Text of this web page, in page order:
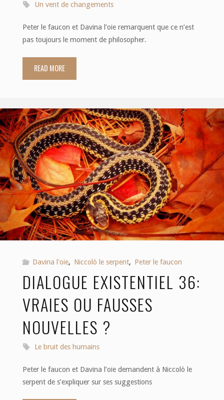
Un vent de changements
Peter le faucon et Davina l’oie remarquent que ce n’est
pas toujours le moment de philosopher.
READ MORE"Dialogue
38:
les
sources
de
la
philosophie"
Davina l'oie, Niccolò le serpent, Peter le faucon
DIALOGUE EXISTENTIEL 36:
VRAIES OU FAUSSES
NOUVELLES ?
Le bruit des humains
Peter le faucon et Davina l’oie demandent à Niccolò le
serpent de s’expliquer sur ses suggestions